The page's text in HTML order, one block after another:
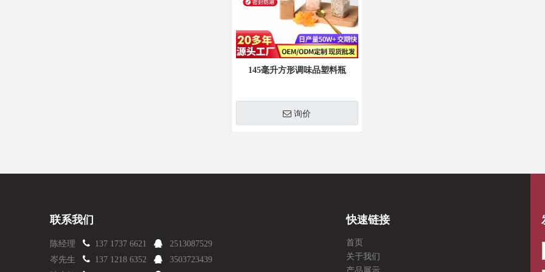
145毫升方形调味品塑料瓶
询价
联系我们
陈经理  137 1737 6621  2513087529
岑先生  137 1218 6352  3503723439
快速链接
首页
关于我们